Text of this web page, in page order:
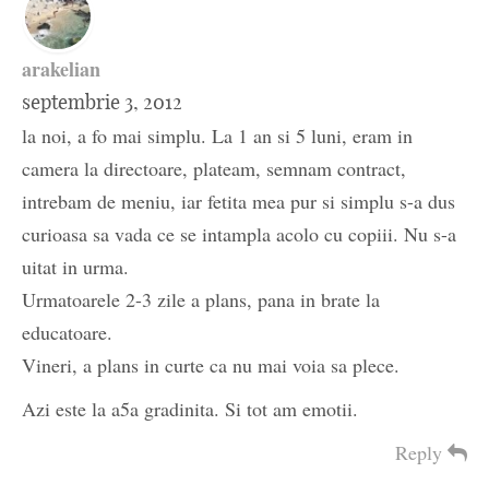
arakelian
septembrie 3, 2012
la noi, a fo mai simplu. La 1 an si 5 luni, eram in
camera la directoare, plateam, semnam contract,
intrebam de meniu, iar fetita mea pur si simplu s-a dus
curioasa sa vada ce se intampla acolo cu copiii. Nu s-a
uitat in urma.
Urmatoarele 2-3 zile a plans, pana in brate la
educatoare.
Vineri, a plans in curte ca nu mai voia sa plece.
Azi este la a5a gradinita. Si tot am emotii.
Reply